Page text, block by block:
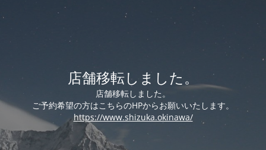
店舗移転しました。
店舗移転しました。
ご予約希望の方はこちらのHPからお願いいたします。
https://www.shizuka.okinawa/